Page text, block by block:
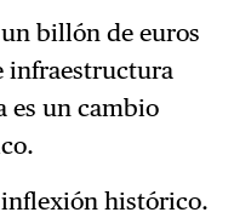
billón de euros
infraestructura
es un cambio
histórico.